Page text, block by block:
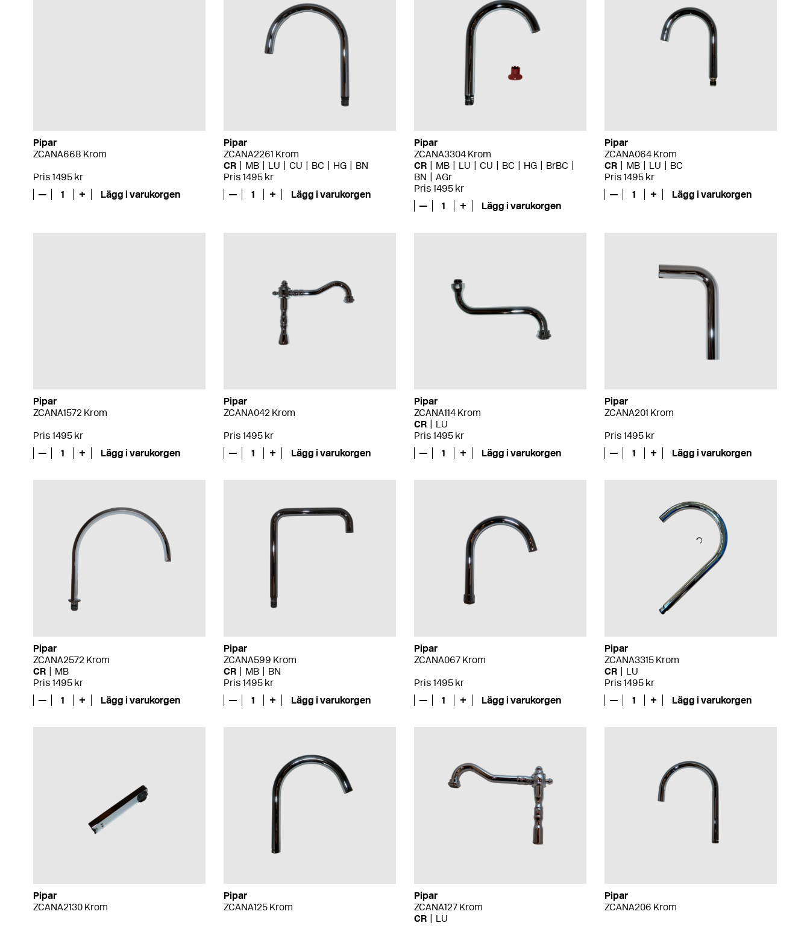
Pipar
ZCANA668 Krom
Pris 1495 kr
—
1 + Lägg i varukorgen
Pipar
ZCANA2261 Krom
CR
MB LU CU BC HG
BN
Pris 1495 kr
—
1 + Lägg i varukorgen
Pipar
ZCANA3304 Krom
CR
MB LU CU BC HG
BrBC
BN
AGr
Pris 1495 kr
—
1 + Lägg i varukorgen
Pipar
ZCANA064 Krom
CR
MB LU
BC
Pris 1495 kr
—
1 + Lägg i varukorgen
Pipar
ZCANA1572 Krom
Pris 1495 kr
—
1 + Lägg i varukorgen
Pipar
ZCANA042 Krom
Pris 1495 kr
—
1 + Lägg i varukorgen
Pipar
ZCANA114 Krom
CR
LU
Pris 1495 kr
—
1 + Lägg i varukorgen
Pipar
ZCANA201 Krom
Pris 1495 kr
—
1 + Lägg i varukorgen
Pipar
ZCANA2572 Krom
CR
MB
Pris 1495 kr
—
1 + Lägg i varukorgen
Pipar
ZCANA599 Krom
CR
MB
BN
Pris 1495 kr
—
1 + Lägg i varukorgen
Pipar
ZCANA067 Krom
Pris 1495 kr
—
1 + Lägg i varukorgen
Pipar
ZCANA3315 Krom
CR
LU
Pris 1495 kr
—
1 + Lägg i varukorgen
Pipar
ZCANA2130 Krom
Pipar
ZCANA125 Krom
Pipar
ZCANA127 Krom
CR
LU
Pipar
ZCANA206 Krom